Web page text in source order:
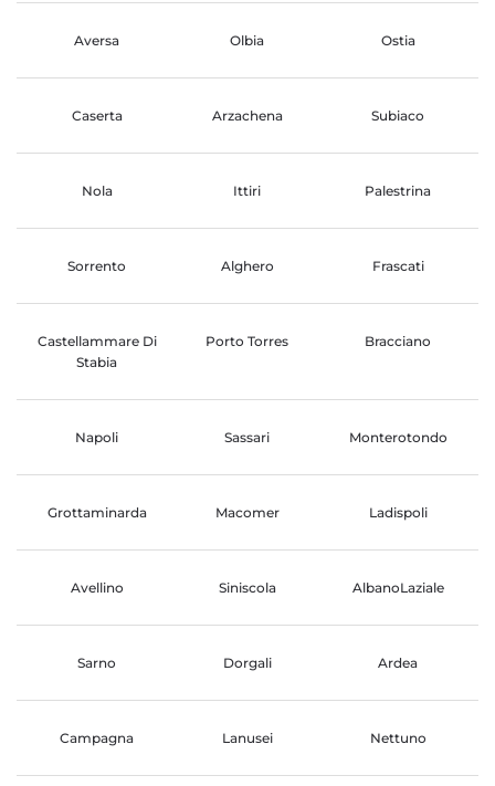
Aversa Olbia Ostia
Caserta Arzachena Subiaco
Nola Ittiri Palestrina
Sorrento Alghero Frascati
Castellammare Di
Stabia
Porto Torres Bracciano
Napoli Sassari Monterotondo
Grottaminarda Macomer Ladispoli
Avellino Siniscola AlbanoLaziale
Sarno Dorgali Ardea
Campagna Lanusei Nettuno